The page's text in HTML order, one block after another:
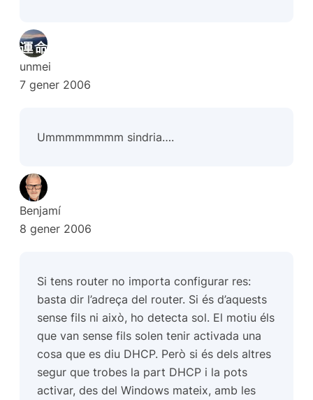
unmei
7 gener 2006
Ummmmmmmm sindria….
Benjamí
8 gener 2006
Si tens router no importa configurar res:
basta dir l’adreça del router. Si és d’aquests
sense fils ni això, ho detecta sol. El motiu éls
que van sense fils solen tenir activada una
cosa que es diu DHCP. Però si és dels altres
segur que trobes la part DHCP i la pots
activar, des del Windows mateix, amb les